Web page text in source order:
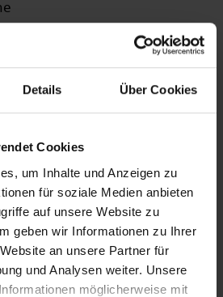
Details Über Cookies
Cookies
um Inhalte und Anzeigen zu
für soziale Medien anbieten
auf unsere Website zu
geben wir Informationen zu Ihrer
an unsere Partner für
und Analysen weiter. Unsere
möglicherweise mit